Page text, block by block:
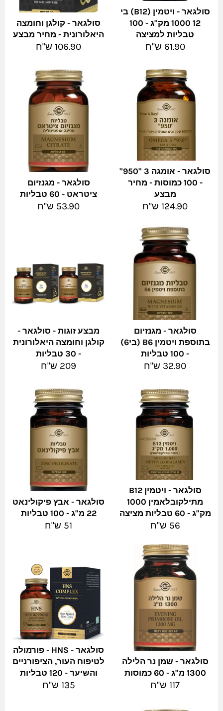
סולגאר - קולגן וחומצה
היאלורונית - מחיר מבצע
מחיר
106.90 ש"ח
סולגאר - ויטמין (B12) בי
12 1000 מק"ג - 100
טבליות למציצה
מחיר
61.90 ש"ח
סולגאר - מגנזיום
ציטראט - 60 טבליות
מחיר
53.90 ש"ח
סולגאר - אומגה 3 "950"
- 100 כמוסות - מחיר
מבצע
מחיר
124.90 ש"ח
מבצע זוגות - סולגאר -
קולגן וחומצה היאלורונית
- 30 טבליות
מחיר
209 ש"ח
סולגאר - מגנזיום
בתוספת ויטמין B6 (בי6)
- 100 טבליות
מחיר
32.90 ש"ח
סולגאר - אבץ פיקולינאט
22 מ"ג - 100 טבליות
מחיר
51 ש"ח
סולגאר - ויטמין B12
מתילקובלאמין 1000
מק"ג - 60 טבליות מציצה
מחיר
56 ש"ח
סולגאר - HNS - פורמולה
לטיפוח העור, הציפורניים
והשיער - 120 טבליות
מחיר
135 ש"ח
סולגאר - שמן נר הלילה
1300 מ"ג - 60 כמוסות
מחיר
117 ש"ח